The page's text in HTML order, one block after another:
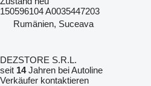
150596104 A0035447203
Rumänien, Suceava
DEZSTORE S.R.L.
seit 14Jahren bei Autoline
Verkäufer kontaktieren